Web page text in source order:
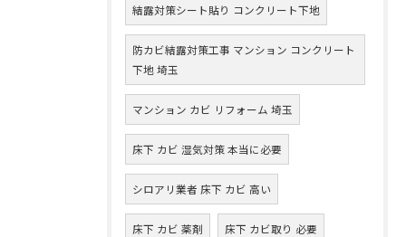
結露対策シート貼り コンクリート下地
防カビ結露対策工事 マンション コンクリート
下地 埼玉
マンション カビ リフォーム 埼玉
床下 カビ 湿気対策 本当に必要
シロアリ業者 床下 カビ 高い
床下 カビ 薬剤 床下 カビ取り 必要